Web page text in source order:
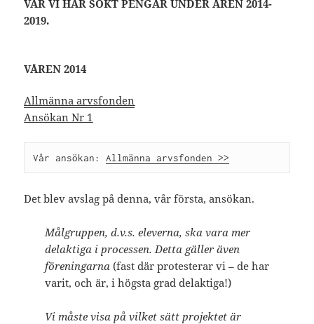
VARVI HAR SÖKT PENGAR UNDER ÅREN 2014-
2019.
VÅREN 2014
Allmänna arvsfonden
Ansökan Nr 1
Vår ansökan: Allmänna arvsfonden >>
Det blev avslag på denna, vår första, ansökan.
Målgruppen, d.v.s. eleverna, ska vara mer
delaktiga i processen. Detta gäller även
föreningarna(fast där protesterar vi – de har
varit, och är, i högsta grad delaktiga!)
Vi måste visa på vilket sätt projektet är